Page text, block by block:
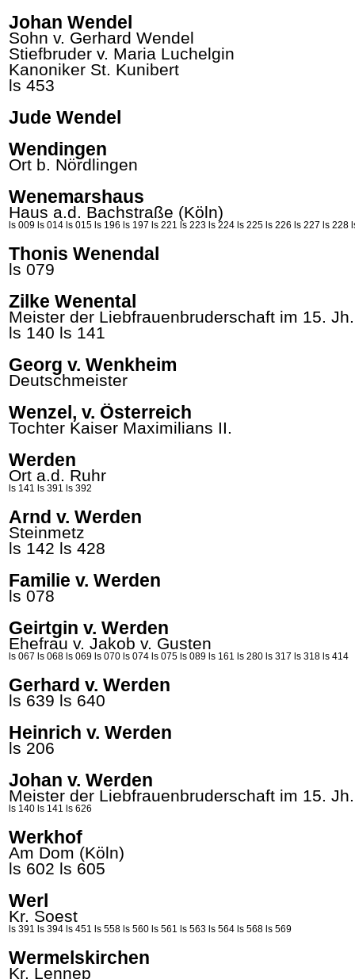
Johan Wendel
Sohn v. Gerhard Wendel
Stiefbruder v. Maria Luchelgin
Kanoniker St. Kunibert
ls 453
Jude Wendel
Wendingen
Ort b. Nördlingen
Wenemarshaus
Haus a.d. Bachstraße (Köln)
ls 009 ls 014 ls 015 ls 196 ls 197 ls 221 ls 223 ls 224 ls 225 ls 226 ls 227 ls 228
Thonis Wenendal
ls 079
Zilke Wenental
Meister der Liebfrauenbruderschaft im 15. Jh.
ls 140 ls 141
Georg v. Wenkheim
Deutschmeister
Wenzel, v. Österreich
Tochter Kaiser Maximilians II.
Werden
Ort a.d. Ruhr
ls 141 ls 391 ls 392
Arnd v. Werden
Steinmetz
ls 142 ls 428
Familie v. Werden
ls 078
Geirtgin v. Werden
Ehefrau v. Jakob v. Gusten
ls 067 ls 068 ls 069 ls 070 ls 074 ls 075 ls 089 ls 161 ls 280 ls 317 ls 318 ls 414
Gerhard v. Werden
ls 639 ls 640
Heinrich v. Werden
ls 206
Johan v. Werden
Meister der Liebfrauenbruderschaft im 15. Jh.
ls 140 ls 141 ls 626
Werkhof
Am Dom (Köln)
ls 602 ls 605
Werl
Kr. Soest
ls 391 ls 394 ls 451 ls 558 ls 560 ls 561 ls 563 ls 564 ls 568 ls 569
Wermelskirchen
Kr. Lennep